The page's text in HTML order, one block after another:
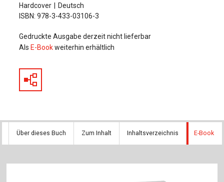
Hardcover
Deutsch
ISBN: 978-3-433-03106-3
Gedruckte Ausgabe derzeit nicht lieferbar
Als E-Bookweiterhin erhältlich
Über dieses Buch Zum Inhalt Inhaltsverzeichnis E-Book